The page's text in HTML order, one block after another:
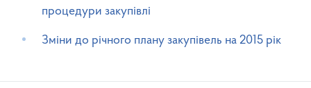
процедури закупівлі
Зміни до річного плану закупівель на 2015 рік